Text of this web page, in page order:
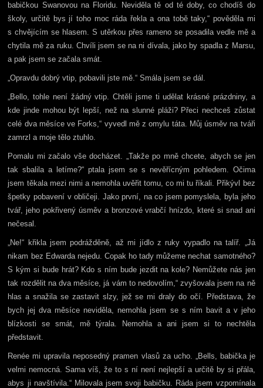
babičkou Swanovou na Floridu. Neviděla tě od té doby, co chodíš do
školy, určitě bys jí toho moc ráda řekla a ona tobě taky,“ pověděla mi
s chvějícím se hlasem. S utěrkou přes rameno se posadila vedle mě a
chytila mě za ruku. Chvíli jsem se na ni dívala, jako by spadla z Marsu,
a pak jsem se začala smát.
„Opravdu dobrý vtip, pobavili jste mě.“ Smála jsem se dál.
„Bello, tohle není žádný vtip. Chtěli jsme ti udělat krásné prázdniny, a
kde jinde mohou být lepší, než na slunné pláži? Přeci nechceš zůstat
celé dva měsíce ve Forks,“ vyvedl mě z omylu táta. Můj úsměv na tváři
zamrzl a moje tělo ztuhlo.
Pomalu mi začalo vše docházet. „Takže po mně chcete, abych se jen
tak sbalila a letíme?“ ptala jsem se s nevěřícným pohledem. Očima
jsem těkala mezi nimi a nemohla uvěřit tomu, co mi tu říkali. Přikývl bez
špetky pobavení v obličeji. Jako první, na co jsem pomyslela, byla jeho
tvář, jeho pokřivený úsměv a bronzové vrabčí hnízdo, které si snad ani
nečesal.
„Ne!“ křikla jsem podrážděně, až mi jídlo z ruky vypadlo na talíř. „Já
nikam bez Edwarda nejedu. Copak ho tady můžeme nechat samotného?
S kým si bude hrát? Kdo s ním bude jezdit na kole? Nemůžete nás jen
tak rozdělit na dva měsíce, já vám to nedovolím,“ zvyšovala jsem na ně
hlas a snažila se zastavit slzy, jež se mi draly do očí. Představa, že
bych jej dva měsíce neviděla, nemohla jsem se s ním bavit a v jeho
blízkosti se smát, mě týrala. Nemohla a ani jsem si to nechtěla
představit.
Renée mi upravila neposedný pramen vlasů za ucho. „Bells, babička je
velmi nemocná. Sama víš, že to s ní není nejlepší a určitě by si přála,
abys ji navštívila.“ Milovala jsem svoji babičku. Ráda jsem vzpomínala